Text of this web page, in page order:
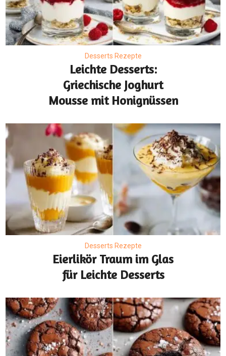
Desserts Rezepte
Leichte Desserts:
Griechische Joghurt
Mousse mit Honignüssen
Desserts Rezepte
Eierlikör Traum im Glas
für Leichte Desserts